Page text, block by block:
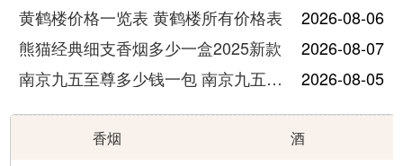
黄鹤楼价格一览表 黄鹤楼所有价格表
2026-08-06
熊猫经典细支香烟多少一盒2025新款
2026-08-07
南京九五至尊多少钱一包 南京九五至尊价格及图片
2026-08-05
香烟 酒